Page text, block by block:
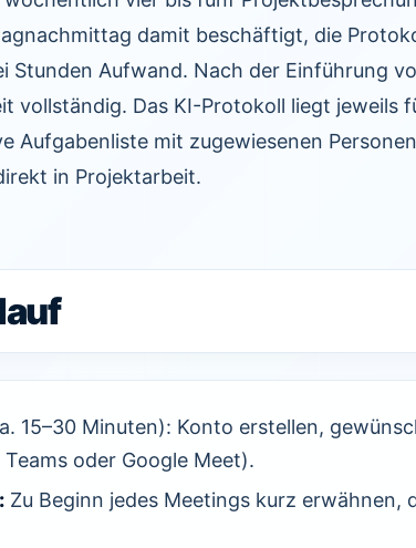
damit beschäftigt, die
Stunden Aufwand. Nach der Einführung
vollständig. Das KI-Protokoll liegt jeweils
Aufgabenliste mit zugewiesenen
in Projektarbeit.
15–30 Minuten): Konto erstellen,
oder Google Meet).
Zu Beginn jedes Meetings kurz erwähnen,